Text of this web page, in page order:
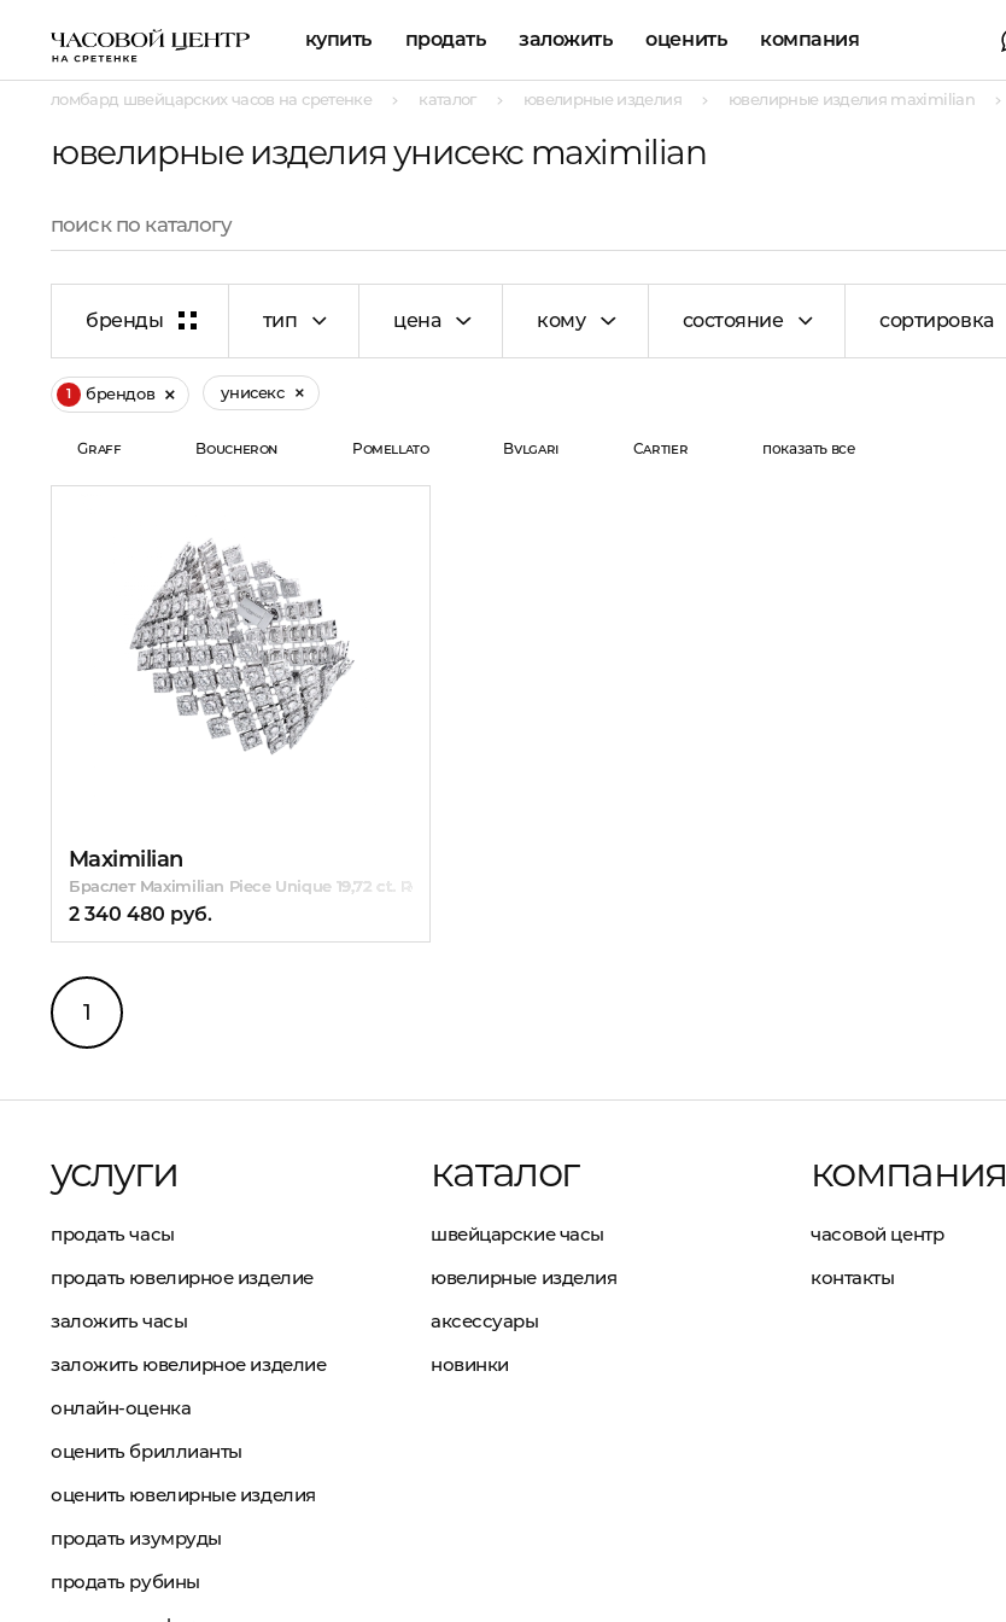
купить продать заложить оценить компания
ломбард швейцарских часов на сретенке каталог ювелирные изделия ювелирные изделия maximilian
ювелирные изделия унисекс maximilian
бренды тип цена кому состояние сортировка
1 брендов унисекс
Graff Boucheron Pomellato Bvlgari Cartier показать все
Maximilian
Браслет Maximilian Piece Unique 19,72 ct. Round Diamonds & White Gold
2 340 480 руб.
1
услуги
продать часы
продать ювелирное изделие
заложить часы
заложить ювелирное изделие
онлайн-оценка
оценить бриллианты
оценить ювелирные изделия
продать изумруды
продать рубины
каталог
швейцарские часы
ювелирные изделия
аксессуары
новинки
компания
часовой центр
контакты